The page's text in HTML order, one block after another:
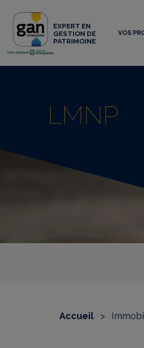
EXPERT EN
GESTION DE
PATRIMOINE
VOS
LMNP
Accueil >